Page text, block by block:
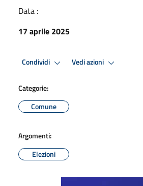
Data :
17 aprile 2025
Condividi Vedi azioni
Categorie:
Comune
Argomenti:
Elezioni